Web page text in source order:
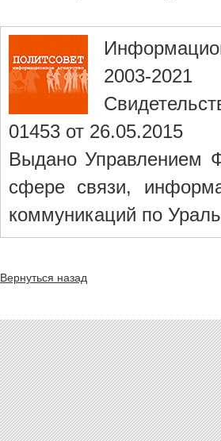
2003-2021
01453 от 26.05.2015
Выдано Управлением
сфере связи,
коммуникаций по
Вернуться назад